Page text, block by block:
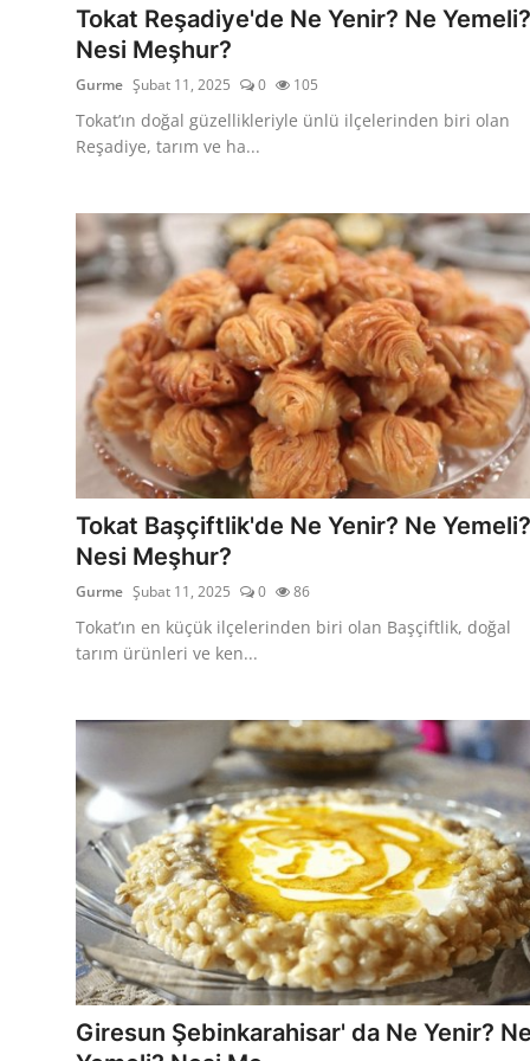
Tokat Reşadiye'de Ne Yenir? Ne Yemeli?
Nesi Meşhur?
Gurme Şubat 11, 2025 0 105
Tokat’ın doğal güzellikleriyle ünlü ilçelerinden biri olan
Reşadiye, tarım ve ha...
Tokat Başçiftlik'de Ne Yenir? Ne Yemeli?
Nesi Meşhur?
Gurme Şubat 11, 2025 0 86
Tokat’ın en küçük ilçelerinden biri olan Başçiftlik, doğal
tarım ürünleri ve ken...
Giresun Şebinkarahisar' da Ne Yenir? Ne